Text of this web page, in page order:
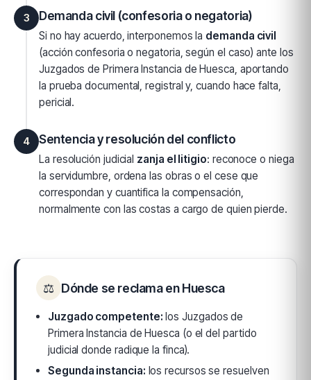
3 Demanda civil (confesoria o negatoria)
Si no hay acuerdo, interponemos la demanda civil
(acción confesoria o negatoria, según el caso) ante los
Juzgados de Primera Instancia de Huesca, aportando
la prueba documental, registral y, cuando hace falta,
pericial.
4 Sentencia y resolución del conflicto
La resolución judicial zanja el litigio: reconoce o niega
la servidumbre, ordena las obras o el cese que
correspondan y cuantifica la compensación,
normalmente con las costas a cargo de quien pierde.
⚖ Dónde se reclama en Huesca
Juzgado competente: los Juzgados de
Primera Instancia de Huesca (o el del partido
judicial donde radique la finca).
Segunda instancia: los recursos se resuelven